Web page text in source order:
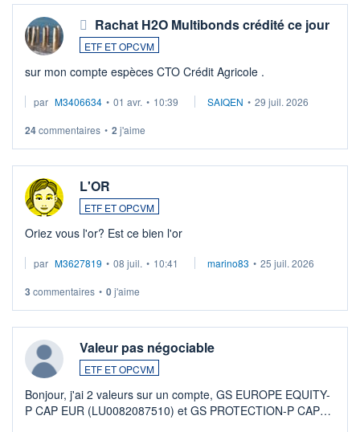
Rachat H2O Multibonds crédité ce jour
ETF ET OPCVM
sur mon compte espèces CTO Crédit Agricole .
par M3406634 • 01 avr. • 10:39 SAIQEN • 29 juil. 2026
24commentaires • 2 j'aime
L'OR
ETF ET OPCVM
Oriez vous l'or? Est ce bien l'or
par M3627819 • 08 juil. • 10:41 marino83 • 25 juil. 2026
3 commentaires • 0j'aime
Valeur pas négociable
ETF ET OPCVM
Bonjour, j'ai 2 valeurs sur un compte, GS EUROPE EQUITY-
P CAP EUR (LU0082087510) et GS PROTECTION-P CAP